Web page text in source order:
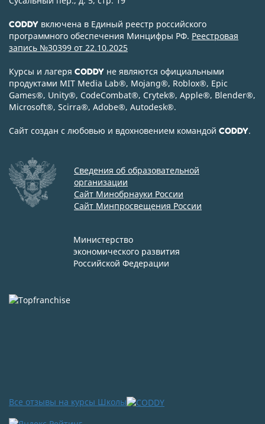
CODDY включена в Единый реестр российского
программного обеспечения Минцифры РФ. Реестровая
запись №30399 от 22.10.2025
Курсы и лагеря CODDY не являются официальными
продуктами MIT Media Lab®, Mojang®, Roblox®, Epic
Games®, Unity®, CodeСombat®, Crytek®, Apple®, Blender®,
Microsoft®, Scirra®, Adobe®, Autodesk®.
Сайт создан с любовью и вдохновением командой CODDY.
Сведения об образовательной
организации
Сайт Минобрнауки России
Сайт Минпросвещения России
Министерство
экономического развития
Российской Федерации
Все отзывы на курсы Школы